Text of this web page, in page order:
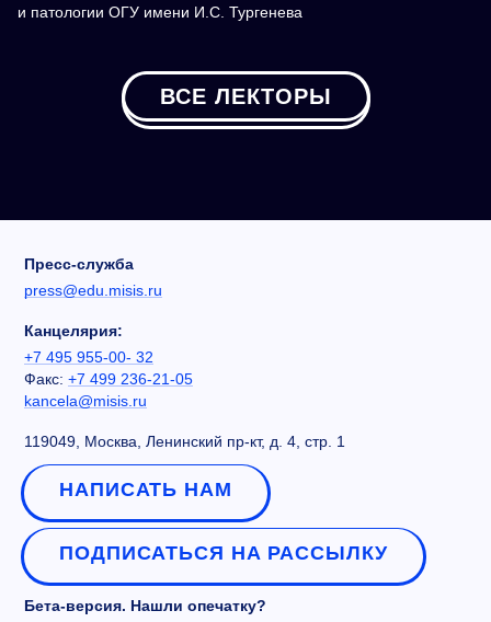
и патологии ОГУ имени И.С. Тургенева
ВСЕ ЛЕКТОРЫ
Пресс-служба
press@edu.misis.ru
Канцелярия:
+7 495 955-00- 32
Факс: +7 499 236-21-05
kancela@misis.ru
119049, Москва, Ленинский пр-кт, д. 4, стр. 1
НАПИСАТЬ НАМ
ПОДПИСАТЬСЯ НА РАССЫЛКУ
Бета-версия. Нашли опечатку?